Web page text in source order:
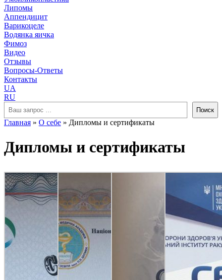
Липомы
Аппендицит
Варикоцеле
Водянка яичка
Фимоз
Видео
Отзывы
Вопросы-Ответы
Контакты
UA
RU
Поиск
Поиск
Главная » О себе » Дипломы и сертификаты
Дипломы и сертификаты